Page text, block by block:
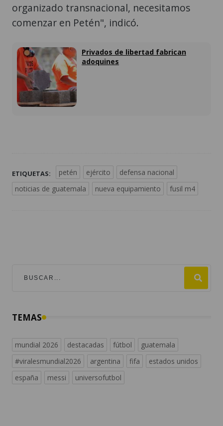
organizado transnacional, necesitamos
comenzar en Petén", indicó.
Privados de libertad fabrican
adoquines
ETIQUETAS: petén ejército
defensa nacional
noticias de guatemala
nueva equipamiento fusil m4
TEMAS
mundial 2026 destacadas fútbol
guatemala
#viralesmundial2026
argentina fifa
estados unidos
españa
messi universofutbol